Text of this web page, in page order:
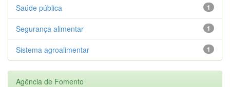
1
Saúde pública
1
Segurança alimentar
1
Sistema agroalimentar
Agência de Fomento